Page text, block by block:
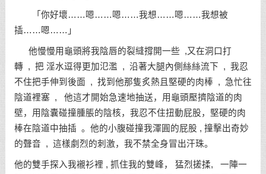
「你好壞……嗯……嗯……我想……嗯……我想被
插……嗯……」
他慢慢用龜頭將我陰唇的裂縫撐開一些 ,又在洞口打
轉 , 把 淫水逗得更加氾濫 , 沿著大腿內側絲絲流下 , 我忍
不住把手伸到後面 , 找到他那隻炙熱且堅硬的肉棒 , 急忙往
陰道裡塞 , 他這才開始急速地抽送，用龜頭壓擠陰道的肉
壁，用陰囊碰撞腫脹的陰核，我忍不住扭動屁股，堅硬的肉
棒在陰道中抽插 。他的小腹碰撞我渾圓的屁股 , 撞擊出奇妙
的聲音 , 這樣劇烈的刺激，我不禁全身冒出汗珠。
他的雙手探入我襯衫裡 , 抓住我的雙峰， 猛烈搓揉, 一陣一